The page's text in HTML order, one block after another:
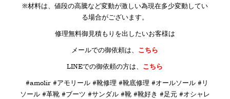
※材料は、値段の高騰など変動が激しい為現在多少変動してい
る場合がございます。
修理無料御見積もりを出したいお客様は
メールでの御依頼は、 こちら
LINEでの御依頼の方は、 こちら
#amolir #アモリール #靴修理 #靴底修理 #オールソール #リ
ソール #革靴 #ブーツ #サンダル #靴 #靴好き #足元 #オシャレ